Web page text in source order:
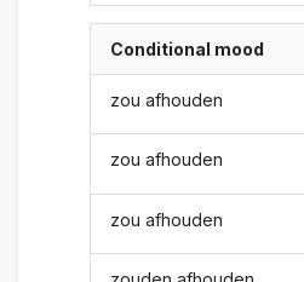
Conditional mood
zou afhouden
zou afhouden
zou afhouden